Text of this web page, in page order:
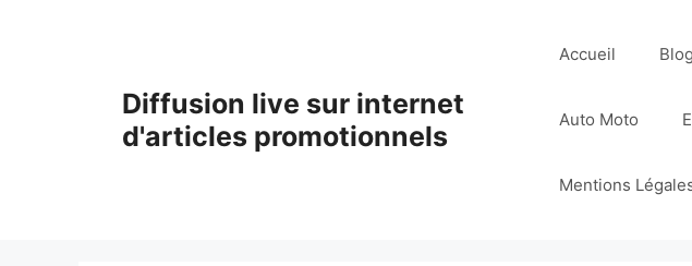
Diffusion live sur internet
d'articles promotionnels
Accueil Blog
Auto Moto
Mentions